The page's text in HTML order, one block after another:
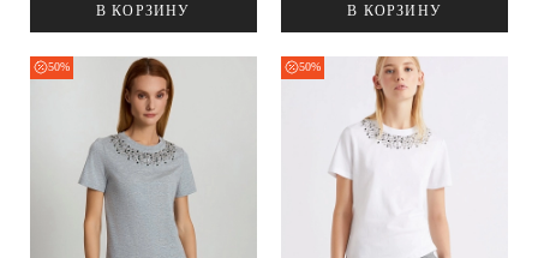
В КОРЗИНУ В КОРЗИНУ
50% 50%